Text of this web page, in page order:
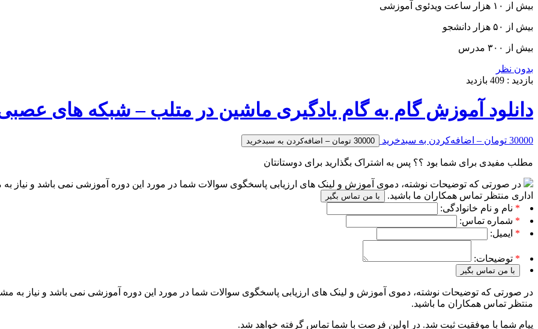
بیش از ۱۰ هزار ساعت ویدئوی آموزشی
بیش از ۵۰ هزار دانشجو
بیش از ۳۰۰ مدرس
بدون نظر
بازدید : 409 بازدید
دانلود آموزش گام به گام یادگیری ماشین در متلب – شبکه های عصبی ۳ – قسمت
30000 تومان – اضافه‌کردن به سبدخرید
مطلب مفیدی برای شما بود ؟؟ پس به اشتراک بگذارید برای دوستانتان
در صورتی که توضیحات نوشته، دموی آموزش و لینک های ارزیابی پاسخگوی سوالات شما در مورد این دوره آموزشی نمی باشد و نیاز
اداری منتظر تماس همکاران ما باشید.
با من تماس بگیر
* نام و نام خانوادگی:
* شماره تماس:
* ایمیل:
* توضیحات:
با من تماس بگیر
در صورتی که توضیحات نوشته، دموی آموزش و لینک های ارزیابی پاسخگوی سوالات شما در مورد این دوره آموزشی نمی باشد و نیاز به
منتظر تماس همکاران ما باشید.
پیام شما با موفقیت ثبت شد. در اولین فرصت با شما تماس گرفته خواهد شد.